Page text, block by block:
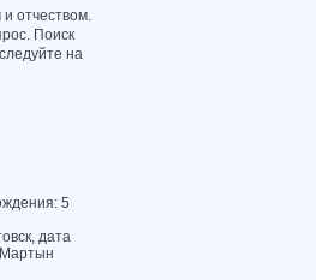
отчеством.
Поиск
на
5
дата